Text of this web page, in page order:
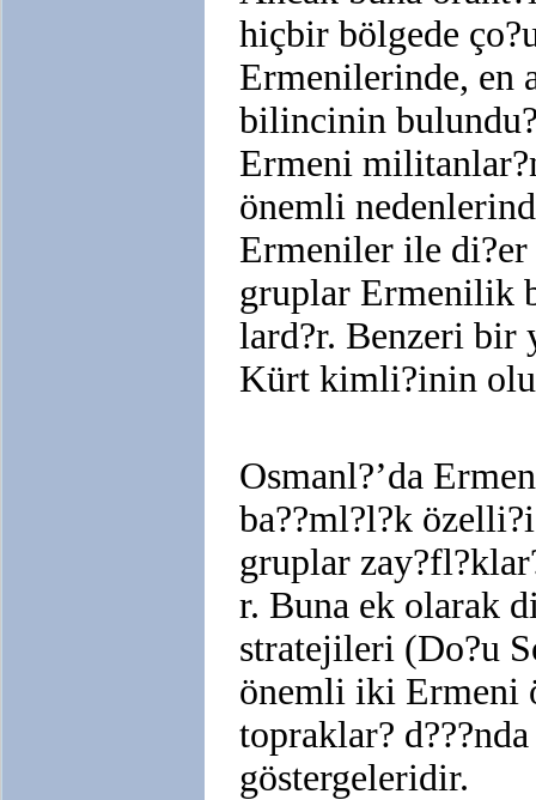
hiçbir bölgede
Ermenilerinde, en
bilincinin
Ermeni
önemli
Ermeniler ile di?er
gruplar Ermenilik
lard?r. Benzeri bir
Kürt kimli?inin
Osmanl?’da
ba??ml?l?k
gruplar
r. Buna ek olarak
stratejileri (Do?u
önemli iki Ermeni
topraklar?
göstergeleridir.